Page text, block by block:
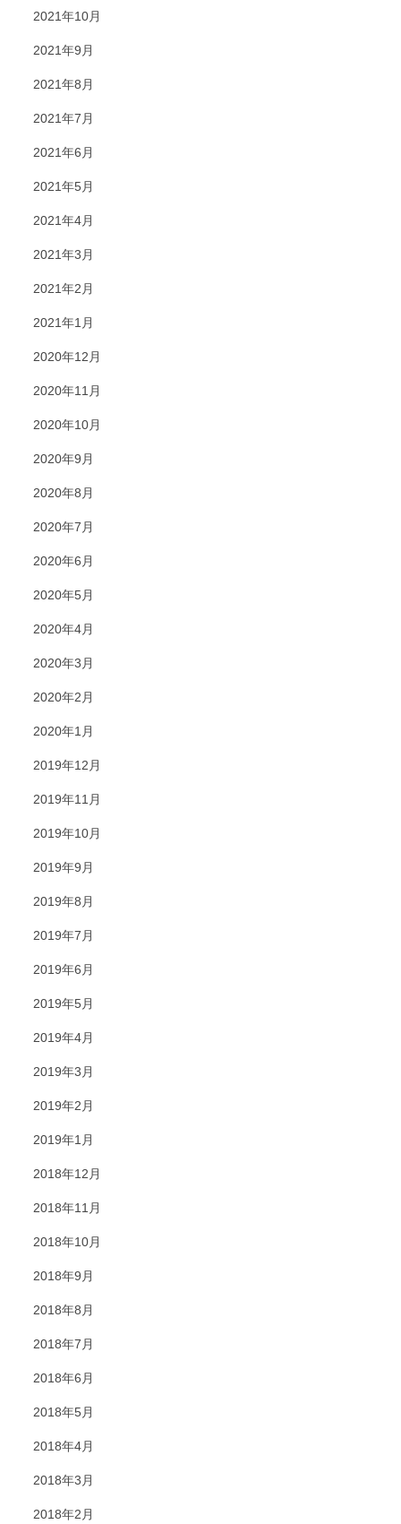
2021年10月
2021年9月
2021年8月
2021年7月
2021年6月
2021年5月
2021年4月
2021年3月
2021年2月
2021年1月
2020年12月
2020年11月
2020年10月
2020年9月
2020年8月
2020年7月
2020年6月
2020年5月
2020年4月
2020年3月
2020年2月
2020年1月
2019年12月
2019年11月
2019年10月
2019年9月
2019年8月
2019年7月
2019年6月
2019年5月
2019年4月
2019年3月
2019年2月
2019年1月
2018年12月
2018年11月
2018年10月
2018年9月
2018年8月
2018年7月
2018年6月
2018年5月
2018年4月
2018年3月
2018年2月